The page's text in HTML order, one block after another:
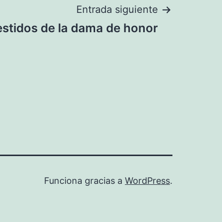
Entrada siguiente
de la dama de honor
Funciona gracias a WordPress.